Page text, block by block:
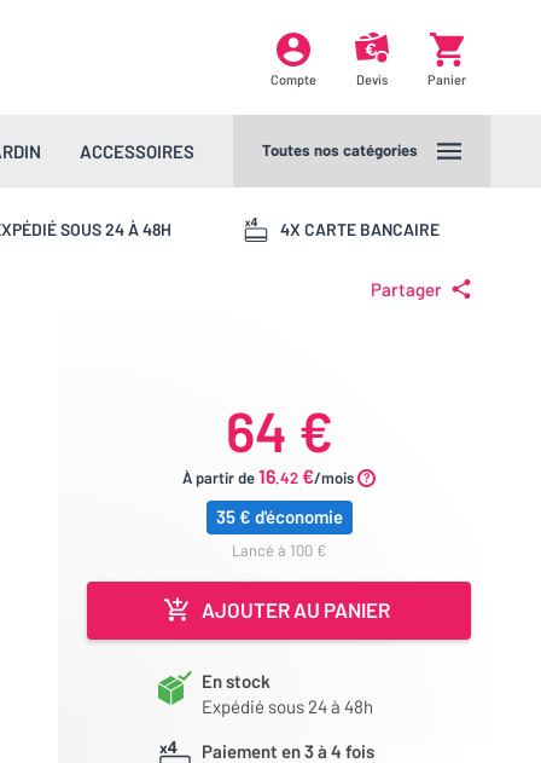
Compte Devis Panier
ACCESSOIRES Toutes nos catégories
SOUS 24 À 48H 4X CARTE BANCAIRE
Partager
64 €
À partir de16.42 €/mois
35 € d'économie
lancé à 100 €
AJOUTER AU PANIER
En stock
Expédié sous 24 à 48h
Paiement en 3 à 4 fois